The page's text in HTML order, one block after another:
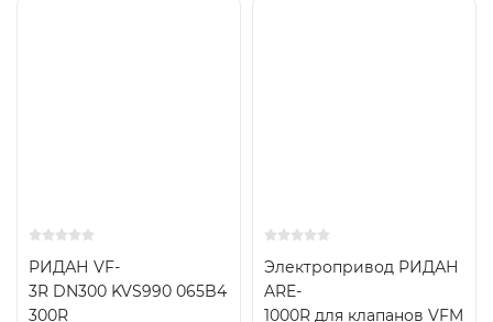
РИДАН VF-
3R DN300 KVS990 065B4
300R
Электропривод РИДАН
ARE-
1000R для клапанов VFM